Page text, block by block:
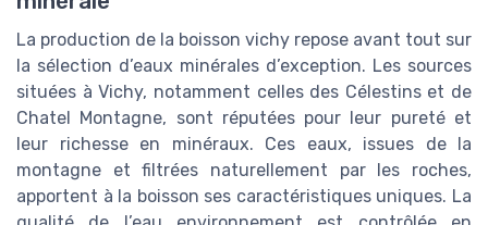
La production de la boisson vichy repose avant tout sur
la sélection d’eaux minérales d’exception. Les sources
situées à Vichy, notamment celles des Célestins et de
Chatel Montagne, sont réputées pour leur pureté et
leur richesse en minéraux. Ces eaux, issues de la
montagne et filtrées naturellement par les roches,
apportent à la boisson ses caractéristiques uniques. La